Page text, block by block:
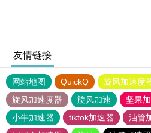
友情链接
网站地图 QuickQ 旋风加速度
旋风加速度器
旋风加速 坚果
小牛加速器
tiktok加速器 油管